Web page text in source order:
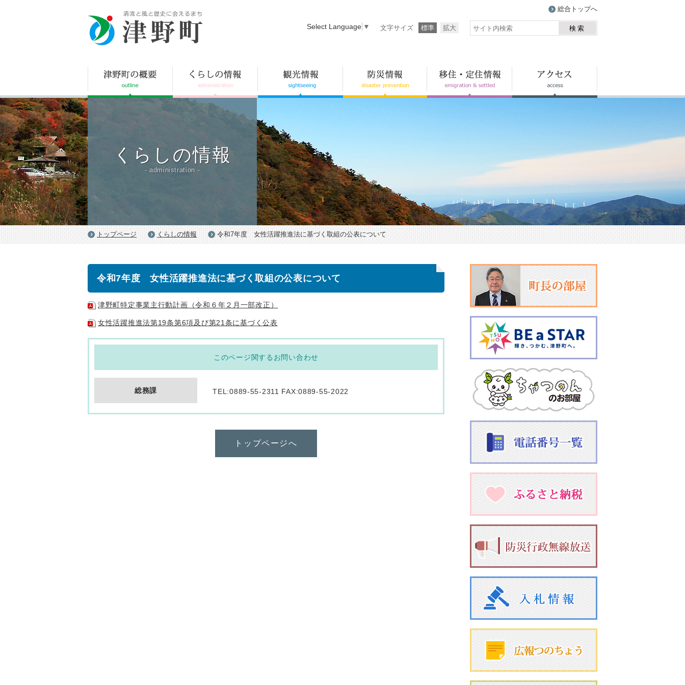
総合トップへ
検索
文字サイズ 標準 拡大
Select Language ▼
くらしの情報
- administration -
トップページ くらしの情報 令和7年度 女性活躍推進法に基づく取組の公表について
令和7年度 女性活躍推進法に基づく取組の公表について
津野町特定事業主行動計画（令和６年２月一部改正）
女性活躍推進法第19条第6項及び第21条に基づく公表
このページ関するお問い合わせ
総務課 TEL:0889-55-2311 FAX:0889-55-2022
トップページへ